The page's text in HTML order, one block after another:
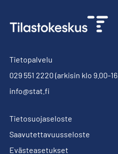
Tietopalvelu
029 551 2220 (arkisin klo 9.00-
info@stat.fi
Tietosuojaseloste
Saavutettavuusseloste
Evästeasetukset